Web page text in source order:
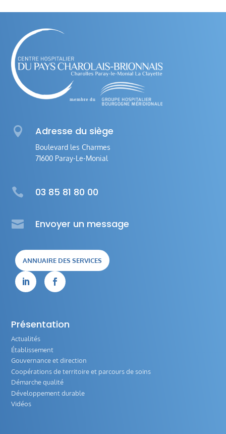
 Adresse du siège
Boulevard les Charmes
71600 Paray-Le-Monial
 03 85 81 80 00
 Envoyer un message
ANNUAIRE DES SERVICES
 
Présentation
Actualités
Établissement
Gouvernance et direction
Coopérations de territoire et parcours de soins
Démarche qualité
Développement durable
Vidéos